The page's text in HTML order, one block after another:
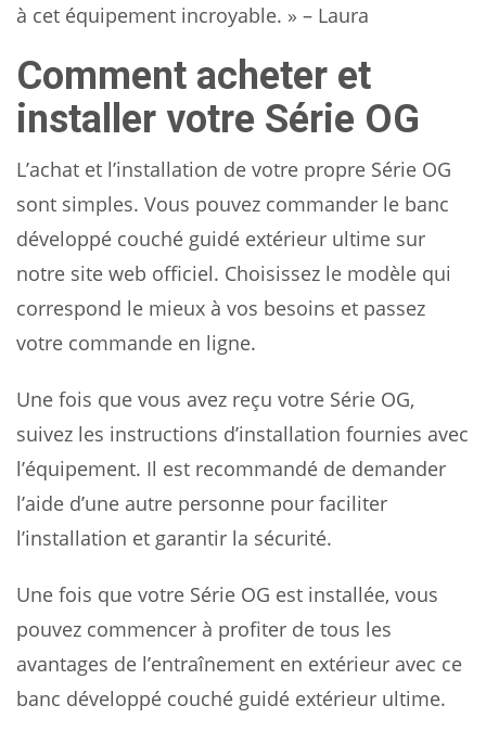
à cet équipement incroyable. » – Laura
Comment acheter et
installer votre Série OG
L’achat et l’installation de votre propre Série OG
sont simples. Vous pouvez commander le banc
développé couché guidé extérieur ultime sur
notre site web officiel. Choisissez le modèle qui
correspond le mieux à vos besoins et passez
votre commande en ligne.
Une fois que vous avez reçu votre Série OG,
suivez les instructions d’installation fournies avec
l’équipement. Il est recommandé de demander
l’aide d’une autre personne pour faciliter
l’installation et garantir la sécurité.
Une fois que votre Série OG est installée, vous
pouvez commencer à profiter de tous les
avantages de l’entraînement en extérieur avec ce
banc développé couché guidé extérieur ultime.